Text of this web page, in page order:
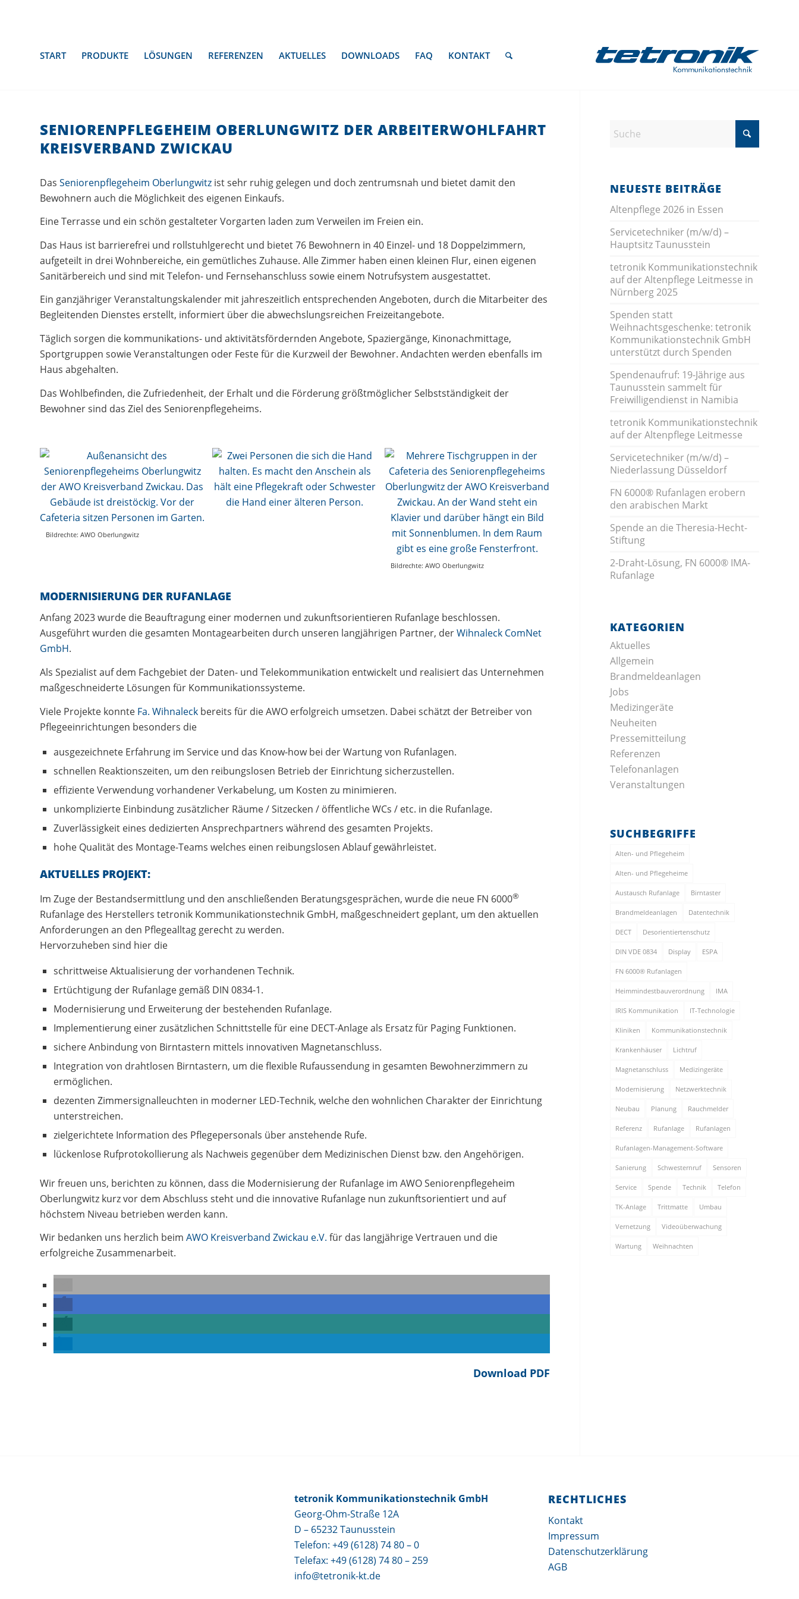
START PRODUKTE LÖSUNGEN REFERENZEN AKTUELLES DOWNLOADS FAQ KONTAKT
SENIORENPFLEGEHEIM OBERLUNGWITZ DER ARBEITERWOHLFAHRT
KREISVERBAND ZWICKAU
Das Seniorenpflegeheim Oberlungwitz ist sehr ruhig gelegen und doch zentrumsnah und bietet damit den
Bewohnern auch die Möglichkeit des eigenen Einkaufs.
Eine Terrasse und ein schön gestalteter Vorgarten laden zum Verweilen im Freien ein.
Das Haus ist barrierefrei und rollstuhlgerecht und bietet 76 Bewohnern in 40 Einzel- und 18 Doppelzimmern,
aufgeteilt in drei Wohnbereiche, ein gemütliches Zuhause. Alle Zimmer haben einen kleinen Flur, einen eigenen
Sanitärbereich und sind mit Telefon- und Fernsehanschluss sowie einem Notrufsystem ausgestattet.
Ein ganzjähriger Veranstaltungskalender mit jahreszeitlich entsprechenden Angeboten, durch die Mitarbeiter des
Begleitenden Dienstes erstellt, informiert über die abwechslungsreichen Freizeitangebote.
Täglich sorgen die kommunikations- und aktivitätsfördernden Angebote, Spaziergänge, Kinonachmittage,
Sportgruppen sowie Veranstaltungen oder Feste für die Kurzweil der Bewohner. Andachten werden ebenfalls im
Haus abgehalten.
Das Wohlbefinden, die Zufriedenheit, der Erhalt und die Förderung größtmöglicher Selbstständigkeit der
Bewohner sind das Ziel des Seniorenpflegeheims.
Bildrechte: AWO Oberlungwitz
Bildrechte: AWO Oberlungwitz
MODERNISIERUNG DER RUFANLAGE
Anfang 2023 wurde die Beauftragung einer modernen und zukunftsorientieren Rufanlage beschlossen.
Ausgeführt wurden die gesamten Montagearbeiten durch unseren langjährigen Partner, derWihnaleck ComNet
GmbH.
Als Spezialist auf dem Fachgebiet der Daten- und Telekommunikation entwickelt und realisiert das Unternehmen
maßgeschneiderte Lösungen für Kommunikationssysteme.
Viele Projekte konnte Fa. Wihnaleck bereits für die AWO erfolgreich umsetzen. Dabei schätzt der Betreiber von
Pflegeeinrichtungen besonders die
ausgezeichnete Erfahrung im Service und das Know-how bei der Wartung von Rufanlagen.
schnellen Reaktionszeiten, um den reibungslosen Betrieb der Einrichtung sicherzustellen.
effiziente Verwendung vorhandener Verkabelung, um Kosten zu minimieren.
unkomplizierte Einbindung zusätzlicher Räume / Sitzecken / öffentliche WCs / etc. in die Rufanlage.
Zuverlässigkeit eines dedizierten Ansprechpartners während des gesamten Projekts.
hohe Qualität des Montage-Teams welches einen reibungslosen Ablauf gewährleistet.
AKTUELLES PROJEKT:
Im Zuge der Bestandsermittlung und den anschließenden Beratungsgesprächen, wurde die neue FN 6000®
Rufanlage des Herstellers tetronik Kommunikationstechnik GmbH, maßgeschneidert geplant, um den aktuellen
Anforderungen an den Pflegealltag gerecht zu werden.
Hervorzuheben sind hier die
schrittweise Aktualisierung der vorhandenen Technik.
Ertüchtigung der Rufanlage gemäß DIN 0834-1.
Modernisierung und Erweiterung der bestehenden Rufanlage.
Implementierung einer zusätzlichen Schnittstelle für eine DECT-Anlage als Ersatz für Paging Funktionen.
sichere Anbindung von Birntastern mittels innovativen Magnetanschluss.
Integration von drahtlosen Birntastern, um die flexible Rufaussendung in gesamten Bewohnerzimmern zu
ermöglichen.
dezenten Zimmersignalleuchten in moderner LED-Technik, welche den wohnlichen Charakter der Einrichtung
unterstreichen.
zielgerichtete Information des Pflegepersonals über anstehende Rufe.
lückenlose Rufprotokollierung als Nachweis gegenüber dem Medizinischen Dienst bzw. den Angehörigen.
Wir freuen uns, berichten zu können, dass die Modernisierung der Rufanlage im AWO Seniorenpflegeheim
Oberlungwitz kurz vor dem Abschluss steht und die innovative Rufanlage nun zukunftsorientiert und auf
höchstem Niveau betrieben werden kann.
Wir bedanken uns herzlich beim AWO Kreisverband Zwickau e.V. für das langjährige Vertrauen und die
erfolgreiche Zusammenarbeit.
Download PDF
NEUESTE BEITRÄGE
Altenpflege 2026 in Essen
Servicetechniker (m/w/d) –
Hauptsitz Taunusstein
tetronik Kommunikationstechnik
auf der Altenpflege Leitmesse in
Nürnberg 2025
Spenden statt
Weihnachtsgeschenke: tetronik
Kommunikationstechnik GmbH
unterstützt durch Spenden
Spendenaufruf: 19-Jährige aus
Taunusstein sammelt für
Freiwilligendienst in Namibia
tetronik Kommunikationstechnik
auf der Altenpflege Leitmesse
Servicetechniker (m/w/d) –
Niederlassung Düsseldorf
FN 6000® Rufanlagen erobern
den arabischen Markt
Spende an die Theresia-Hecht-
Stiftung
2-Draht-Lösung, FN 6000® IMA-
Rufanlage
KATEGORIEN
Aktuelles
Allgemein
Brandmeldeanlagen
Jobs
Medizingeräte
Neuheiten
Pressemitteilung
Referenzen
Telefonanlagen
Veranstaltungen
SUCHBEGRIFFE
Alten- und Pflegeheim
Alten- und Pflegeheime
Austausch Rufanlage Birntaster
Brandmeldeanlagen Datentechnik
DECT Desorientiertenschutz
DIN VDE 0834 Display ESPA
FN 6000® Rufanlagen
Heimmindestbauverordnung IMA
IRIS Kommunikation IT-Technologie
Kliniken Kommunikationstechnik
Krankenhäuser Lichtruf
Magnetanschluss Medizingeräte
Modernisierung Netzwerktechnik
Neubau Planung Rauchmelder
Referenz Rufanlage Rufanlagen
Rufanlagen-Management-Software
Sanierung Schwesternruf Sensoren
Service Spende Technik Telefon
TK-Anlage Trittmatte Umbau
Vernetzung Videoüberwachung
Wartung Weihnachten
tetronik Kommunikationstechnik GmbH
Georg-Ohm-Straße 12A
D – 65232 Taunusstein
Telefon: +49 (6128) 74 80 – 0
Telefax: +49 (6128) 74 80 – 259
info@tetronik-kt.de
RECHTLICHES
Kontakt
Impressum
Datenschutzerklärung
AGB